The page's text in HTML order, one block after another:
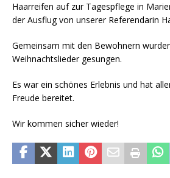
Haarreifen auf zur Tagespflege in
der Ausflug von unserer Referendarin
Gemeinsam mit den Bewohnern
Weihnachtslieder gesungen.
Es war ein schönes Erlebnis und hat
Freude bereitet.
Wir kommen sicher wieder!